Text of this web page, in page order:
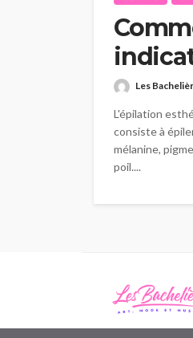
Les
L'épilation
consiste à
mélanine,
poil....